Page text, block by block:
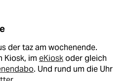
der taz am wochenende.
Kiosk, im eKioskoder gleich
. Und rund um die Uhr